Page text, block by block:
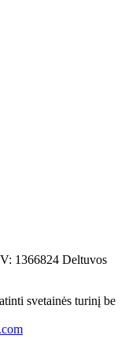
1366824 Deltuvos
svetainės turinį be